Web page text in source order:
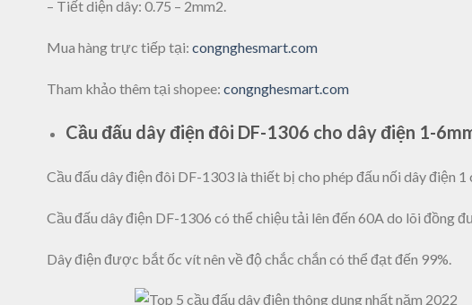
– Tiết diện dây: 0.75 – 2mm2.
Mua hàng trực tiếp tại: congnghesmart.com
Tham khảo thêm tại shopee: congnghesmart.com
Cầu đấu dây điện đôi DF-1306 cho dây điện 1-
Cầu đấu dây điện đôi DF-1303 là thiết bị cho phép đấu nối dây điện
Cầu đấu dây điện DF-1306 có thể chiệu tải lên đến 60A do lõi đồng
Dây điện được bắt ốc vít nên về độ chắc chắn có thể đạt đến 99%.